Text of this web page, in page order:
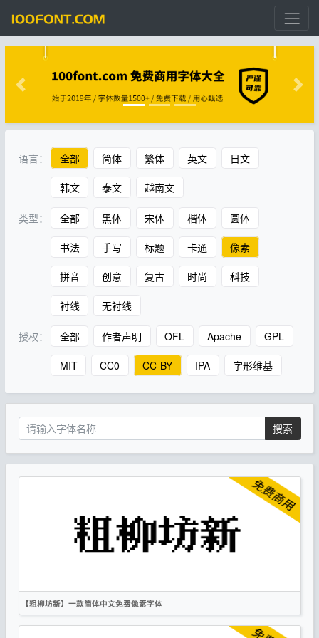
语言： 全部 简体 繁体 英文 日文
韩文 泰文 越南文
类型： 全部 黑体 宋体 楷体 圆体
书法 手写 标题 卡通 像素
拼音 创意 复古 时尚 科技
衬线 无衬线
授权： 全部 作者声明 OFL Apache GPL
MIT CC0 CC-BY IPA 字形维基
搜索
【粗柳坊新】一款简体中文免费像素字体
简体